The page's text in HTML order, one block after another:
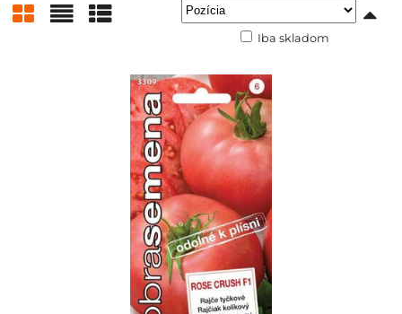
Iba skladom